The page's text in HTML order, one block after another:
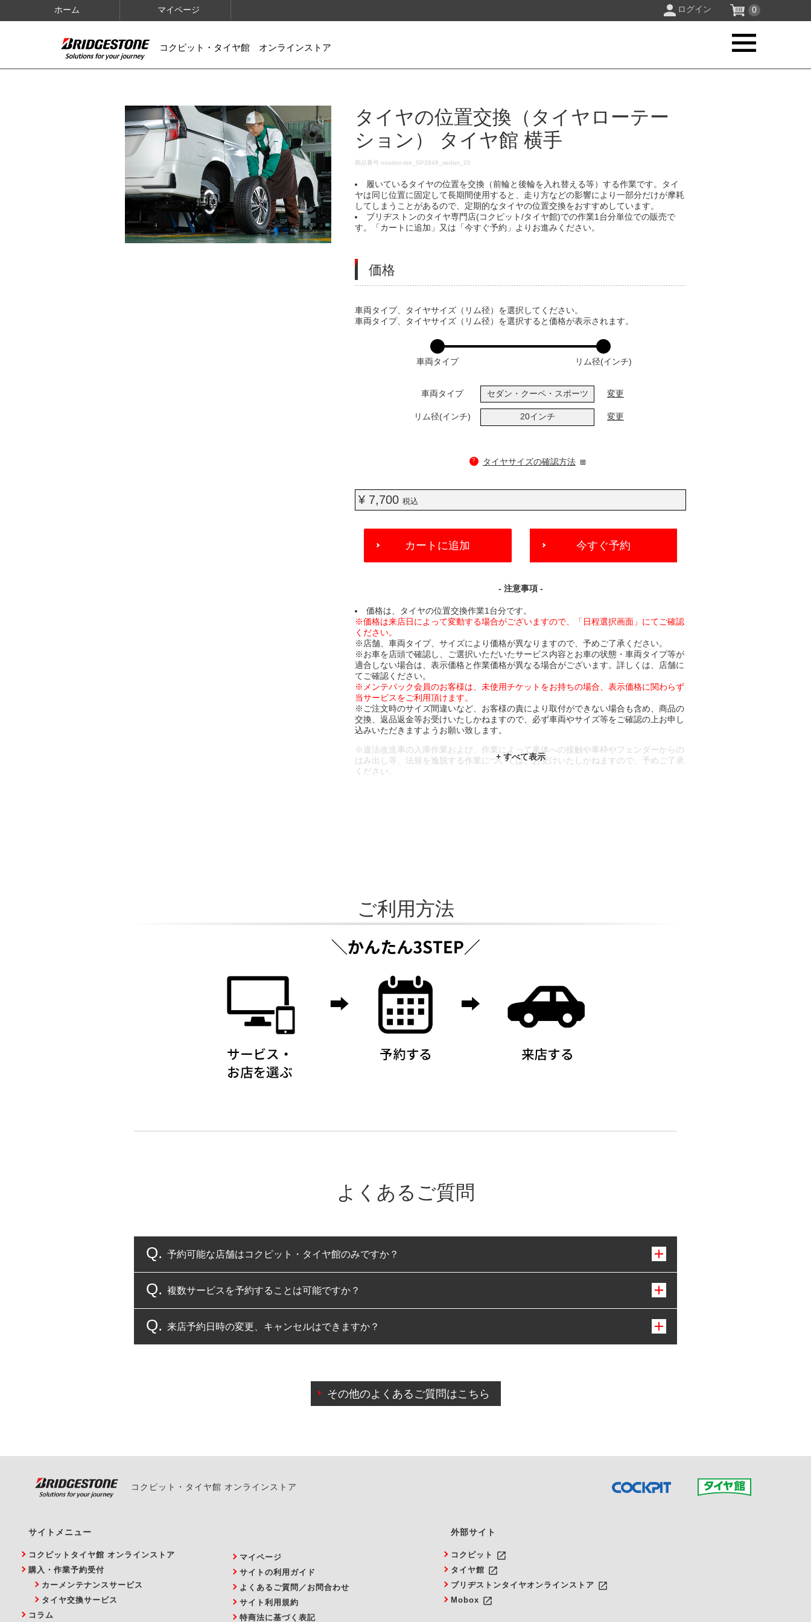
ホーム マイページ ログイン 0
コクピット・タイヤ館 オンラインストア
IMAGES
タイヤの位置交換（タイヤローテー
ション） タイヤ館 横手
DETAILS
商品番号 rotation-tire_SP2848_sedan_20
履いているタイヤの位置を交換（前輪と後輪を入れ替える等）する作業です。タイ
ヤは同じ位置に固定して長期間使用すると、走り方などの影響により一部分だけが摩耗
してしまうことがあるので、定期的なタイヤの位置交換をおすすめしています。
ブリヂストンのタイヤ専門店(コクピット/タイヤ館)での作業1台分単位での販売で
す。「カートに追加」又は「今すぐ予約」よりお進みください。
価格
VARIATIONS
車両タイプ、タイヤサイズ（リム径）を選択してください。
車両タイプ、タイヤサイズ（リム径）を選択すると価格が表示されます。
車両タイプ リム径(インチ)
車両タイプ セダン・クーペ・スポーツ 変更
リム径(インチ) 20インチ 変更
? タイヤサイズの確認方法
¥ 7,700税込
ADD
CART
カートに追加 今すぐ予約
- 注意事項 -
価格は、タイヤの位置交換作業1台分です。
※価格は来店日によって変動する場合がございますので、「日程選択画面」にてご確認
ください。
※店舗、車両タイプ、サイズにより価格が異なりますので、予めご了承ください。
※お車を店頭で確認し、ご選択いただいたサービス内容とお車の状態・車両タイプ等が
適合しない場合は、表示価格と作業価格が異なる場合がございます。詳しくは、店舗に
てご確認ください。
※メンテパック会員のお客様は、未使用チケットをお持ちの場合、表示価格に関わらず
当サービスをご利用頂けます。
※ご注文時のサイズ間違いなど、お客様の責により取付ができない場合も含め、商品の
交換、返品返金等お受けいたしかねますので、必ず車両やサイズ等をご確認の上お申し
込みいただきますようお願い致します。
※違法改造車の入庫作業および、作業によって車体への接触や車枠やフェンダーからの
はみ出し等、法規を逸脱する作業については、お受けいたしかねますので、予めご了承
ください。
ご利用方法
よくあるご質問
予約可能な店舗はコクピット・タイヤ館のみですか？
コクピット・タイヤ館のみとなります。
複数サービスを予約することは可能ですか？
複数サービスのご予約は可能です。
来店予約日時の変更、キャンセルはできますか？
また、やむを得ない事由によりご予約のキャンセルをご希望の際は、直接ご予約いただいた店舗へご連絡くださ
その他のよくあるご質問はこちら
コクピット・タイヤ館 オンラインストア
サイトメニュー
コクピットタイヤ館 オンラインストア
購入・作業予約受付
カーメンテナンスサービス
タイヤ交換サービス
コラム
マイページ
サイトの利用ガイド
よくあるご質問／お問合わせ
サイト利用規約
特商法に基づく表記
外部サイト
コクピット launch
タイヤ館 launch
ブリヂストンタイヤオンラインストア launch
Mobox launch